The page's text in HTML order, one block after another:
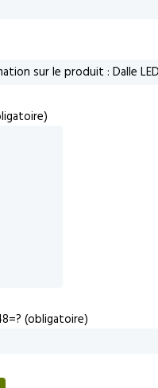
(obligatoire)